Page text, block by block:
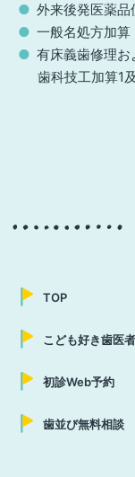
外来後発医薬
一般名処方加算
有床義歯修理
歯科技工加算1
TOP
こども好き歯医
初診Web予約
歯並び無料相談